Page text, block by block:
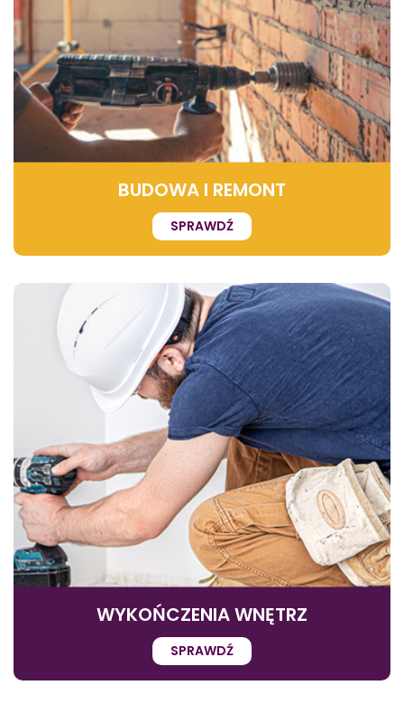
BUDOWA I REMONT
SPRAWDŹ
WYKOŃCZENIA WNĘTRZ
SPRAWDŹ